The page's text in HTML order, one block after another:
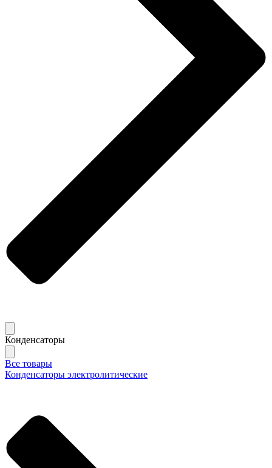
Конденсаторы
Все товары
Конденсаторы электролитические